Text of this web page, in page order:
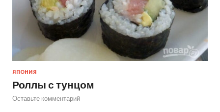
ЯПОНИЯ
Роллы с тунцом
Оставьте комментарий